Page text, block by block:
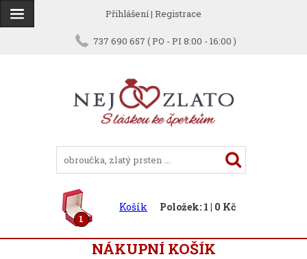
Přihlášení| Registrace
737 690 657 ( PO - PI 8:00 - 16:00 )
1
Košík Položek: 1 | 0 Kč
NÁKUPNÍ KOŠÍK